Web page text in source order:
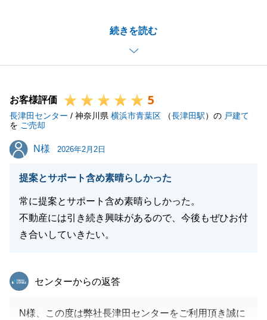
続きを読む
Ｔ様には、ご売却ご相談段階でお知り合いの不動産議
者様含め複数や競合している中、弊社の提案でご承諾
弊社としても、ご満足いただける条件で無事成約でき
たことを、大変嬉しく思います。
Ｔ様ご家族のさらなるご多幸を心よりお祈り申し上げ
ます。
ます。
お客様評価 5
長津田センター / 神奈川県 横浜市青葉区 （長津田駅）の 戸建て
を ご売却
N様
N様 2026年2月2日
提案とサポート含め素晴らしかった
常に提案とサポート含め素晴らしかった。
不動産には引き続き興味があるので、今後もぜひお付
き合いしていきたい。
東急リバブル
センターからの返答
N様、この度は弊社長津田センターをご利用頂き誠に